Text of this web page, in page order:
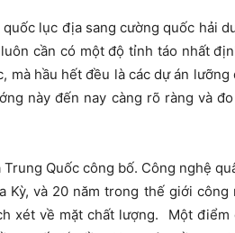
lục địa sang cường quốc hải
cần có một độ tỉnh táo nhất
mà hầu hết đều là các dự án lưỡng
này đến nay càng rõ ràng và
Quốc công bố. Công nghệ
Kỳ, và 20 năm trong thế giới công
xét về mặt chất lượng. Một điểm